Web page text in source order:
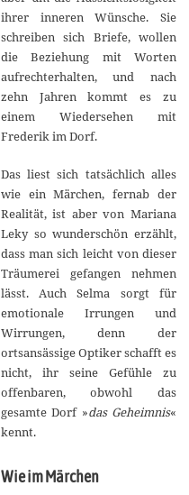
ihrer inneren Wünsche. Sie
schreiben sich Briefe, wollen
die Beziehung mit Worten
aufrechterhalten, und nach
zehn Jahren kommt es zu
einem Wiedersehen mit
Frederik im Dorf.
Das liest sich tatsächlich alles
wie ein Märchen, fernab der
Realität, ist aber von Mariana
Leky so wunderschön erzählt,
dass man sich leicht von dieser
Träumerei gefangen nehmen
lässt. Auch Selma sorgt für
emotionale Irrungen und
Wirrungen, denn der
ortsansässige Optiker schafft es
nicht, ihr seine Gefühle zu
offenbaren, obwohl das
gesamte Dorf »das Geheimnis«
kennt.
Wie im Märchen